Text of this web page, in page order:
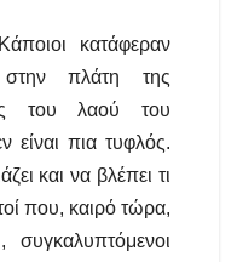
κατάφεραν
πλάτη της
του λαού του
πια τυφλός.
και να βλέπει τι
που, καιρό τώρα,